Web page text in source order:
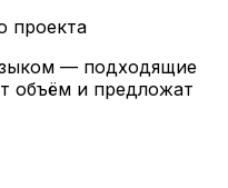
проекта
— подходящие
объём и предложат